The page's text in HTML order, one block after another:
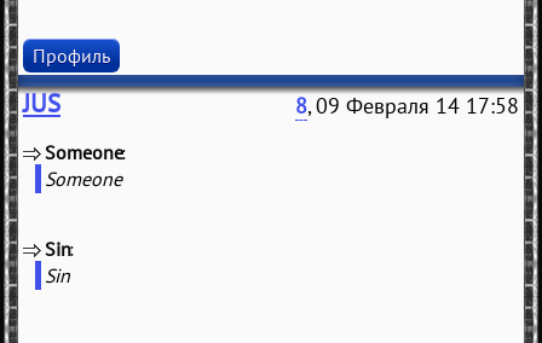
Профиль
JUS 8, 09 Февраля 14 17:58
Someone
Someone
Sin
Sin